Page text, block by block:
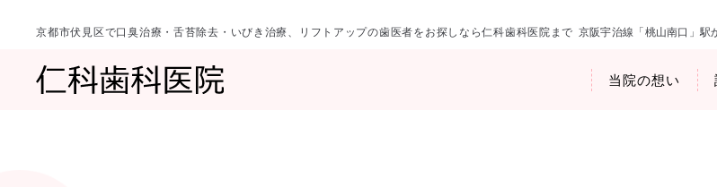
京都市伏見区で口臭治療・舌苔除去・いびき治療、リフトアップの歯医者をお探しなら仁科歯科医院まで 京阪宇治線「桃山南口」駅
当院の想い